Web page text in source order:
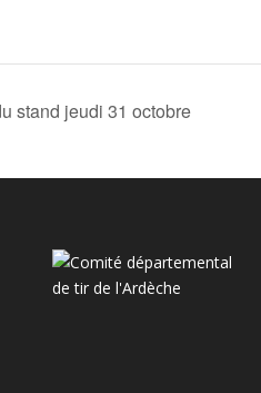
stand jeudi 31 octobre